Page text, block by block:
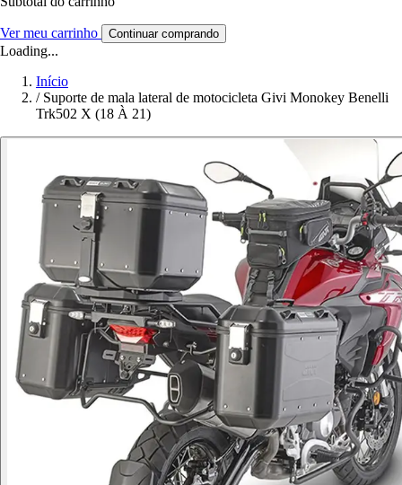
Ver meu carrinho Continuar comprando
Loading...
Início
/ Suporte de mala lateral de motocicleta Givi Monokey Benelli
Trk502 X (18 À 21)